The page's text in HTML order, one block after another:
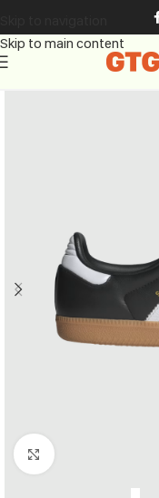
Skip to main content
Click to enlarge